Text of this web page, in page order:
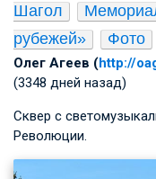
Шагол
рубежей»
Фото
Олег Агеев (http://
(3348 дней назад)
Сквер с
Революции.